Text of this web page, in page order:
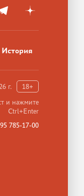
История
г.
18+
и нажмите
Ctrl+Enter
785-17-00